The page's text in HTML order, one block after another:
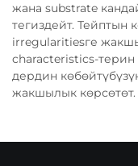
жана substrate
тегиздейт. Тейптын
irregularitiesге
characteristics-
дердин
жакшылык көрсөтөт.